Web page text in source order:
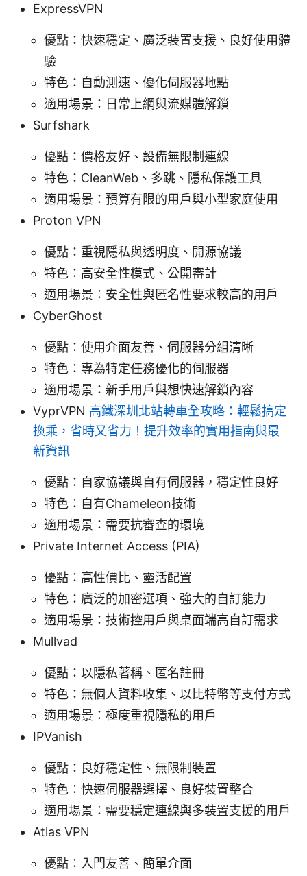
ExpressVPN
優點：快速穩定、廣泛裝置支援、良好使用體
驗
特色：自動測速、優化伺服器地點
適用場景：日常上網與流媒體解鎖
Surfshark
優點：價格友好、設備無限制連線
特色：CleanWeb、多跳、隱私保護工具
適用場景：預算有限的用戶與小型家庭使用
Proton VPN
優點：重視隱私與透明度、開源協議
特色：高安全性模式、公開審計
適用場景：安全性與匿名性要求較高的用戶
CyberGhost
優點：使用介面友善、伺服器分組清晰
特色：專為特定任務優化的伺服器
適用場景：新手用戶與想快速解鎖內容
VyprVPN 高鐵深圳北站轉車全攻略：輕鬆搞定
換乘，省時又省力！提升效率的實用指南與最
新資訊
優點：自家協議與自有伺服器，穩定性良好
特色：自有Chameleon技術
適用場景：需要抗審查的環境
Private Internet Access (PIA)
優點：高性價比、靈活配置
特色：廣泛的加密選項、強大的自訂能力
適用場景：技術控用戶與桌面端高自訂需求
Mullvad
優點：以隱私著稱、匿名註冊
特色：無個人資料收集、以比特幣等支付方式
適用場景：極度重視隱私的用戶
IPVanish
優點：良好穩定性、無限制裝置
特色：快速伺服器選擇、良好裝置整合
適用場景：需要穩定連線與多裝置支援的用戶
Atlas VPN
優點：入門友善、簡單介面